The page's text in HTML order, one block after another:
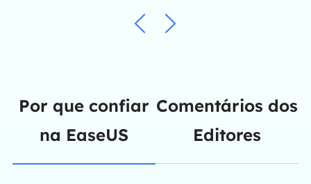
Por que confiar
na EaseUS
Comentários dos
Editores